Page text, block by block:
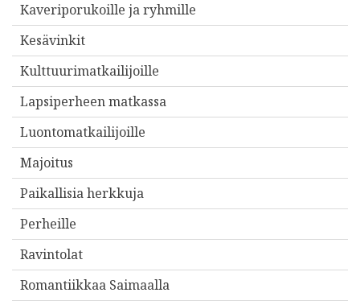
Kaveriporukoille ja ryhmille
Kesävinkit
Kulttuurimatkailijoille
Lapsiperheen matkassa
Luontomatkailijoille
Majoitus
Paikallisia herkkuja
Perheille
Ravintolat
Romantiikkaa Saimaalla